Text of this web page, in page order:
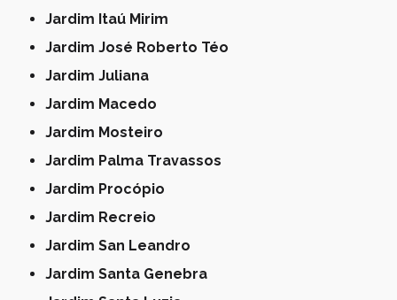
Jardim Itaú Mirim
Jardim José Roberto Téo
Jardim Juliana
Jardim Macedo
Jardim Mosteiro
Jardim Palma Travassos
Jardim Procópio
Jardim Recreio
Jardim San Leandro
Jardim Santa Genebra